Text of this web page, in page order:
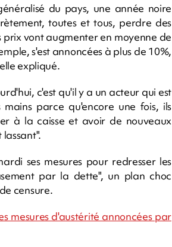
du pays, une année noire
toutes et tous, perdre des
prix vont augmenter en moyenne de
s'est annoncées à plus de 10%,
expliqué.
c'est qu'il y a un acteur qui est
parce qu'encore une fois, ils
à la caisse et avoir de nouveaux
ses mesures pour redresser les
par la dette", un plan choc
censure.
mesures d'austérité annoncées par